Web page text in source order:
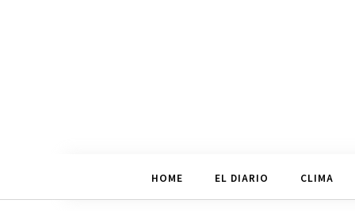
HOME EL DIARIO CLIMA